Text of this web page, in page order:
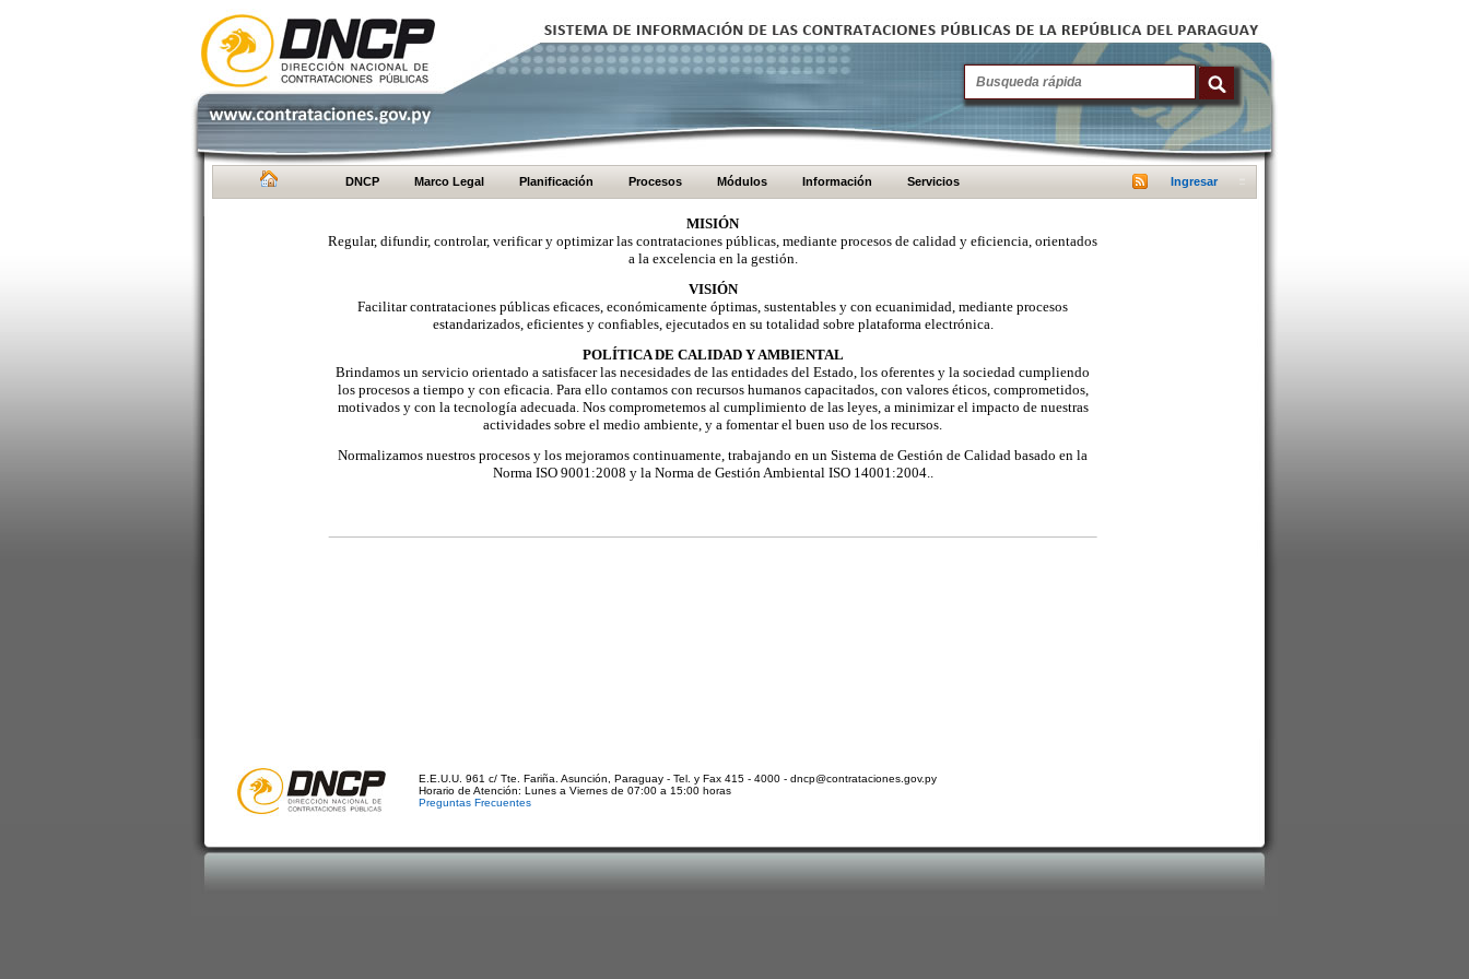
DNCP Marco Legal Planificación Procesos Módulos Información Servicios Ingresar
MISIÓN
Regular, difundir, controlar, verificar y optimizar las contrataciones públicas, mediante procesos de calidad y eficiencia, orientados
a la excelencia en la gestión.
VISIÓN
Facilitar contrataciones públicas eficaces, económicamente óptimas, sustentables y con ecuanimidad, mediante procesos
estandarizados, eficientes y confiables, ejecutados en su totalidad sobre plataforma electrónica.
POLÍTICA DE CALIDAD Y AMBIENTAL
Brindamos un servicio orientado a satisfacer las necesidades de las entidades del Estado, los oferentes y la sociedad cumpliendo
los procesos a tiempo y con eficacia. Para ello contamos con recursos humanos capacitados, con valores éticos, comprometidos,
motivados y con la tecnología adecuada. Nos comprometemos al cumplimiento de las leyes, a minimizar el impacto de nuestras
actividades sobre el medio ambiente, y a fomentar el buen uso de los recursos.
Normalizamos nuestros procesos y los mejoramos continuamente, trabajando en un Sistema de Gestión de Calidad basado en la
Norma ISO 9001:2008 y la Norma de Gestión Ambiental ISO 14001:2004..
E.E.U.U. 961 c/ Tte. Fariña. Asunción, Paraguay - Tel. y Fax 415 - 4000 - dncp@contrataciones.gov.py
Horario de Atención: Lunes a Viernes de 07:00 a 15:00 horas
Preguntas Frecuentes